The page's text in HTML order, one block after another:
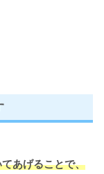
あげることで、